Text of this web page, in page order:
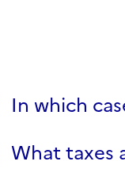
In which
What taxes